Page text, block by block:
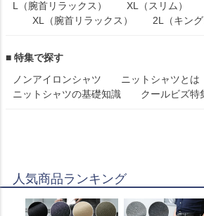
L（腕首リラックス）
XL（スリム）
XL（腕首リラックス）
2L（キング
■ 特集で探す
ノンアイロンシャツ
ニットシャツとは
ニットシャツの基礎知識
クールビズ特
人気商品ランキング